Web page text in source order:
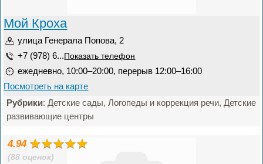
Мой Кроха
улица Генерала Попова, 2
+7 (978) 6... Показать телефон
ежедневно, 10:00–20:00, перерыв 12:00–16:00
Посмотреть на карте
Рубрики: Детские сады, Логопеды и коррекция речи, Детские
развивающие центры
4.94
(88 оценок)